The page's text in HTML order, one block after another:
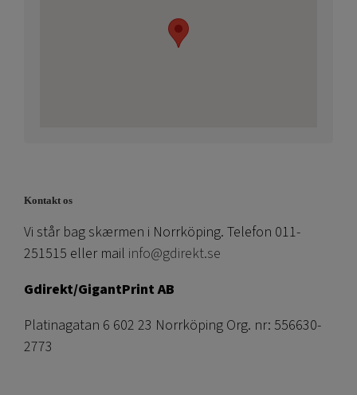
Kontakt os
Vi står bag skærmen i Norrköping. Telefon 011-
251515 eller mail info@gdirekt.se
Gdirekt/GigantPrint AB
Platinagatan 6 602 23 Norrköping Org. nr: 556630-
2773